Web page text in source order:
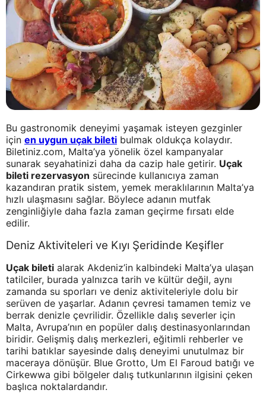
Bu gastronomik deneyimi yaşamak isteyen gezginler
için en uygun uçak bileti bulmak oldukça kolaydır.
Biletiniz.com, Malta’ya yönelik özel kampanyalar
sunarak seyahatinizi daha da cazip hale getirir. Uçak
bileti rezervasyon sürecinde kullanıcıya zaman
kazandıran pratik sistem, yemek meraklılarının Malta’ya
hızlı ulaşmasını sağlar. Böylece adanın mutfak
zenginliğiyle daha fazla zaman geçirme fırsatı elde
edilir.
Deniz Aktiviteleri ve Kıyı Şeridinde Keşifler
Uçak bileti alarak Akdeniz’in kalbindeki Malta’ya ulaşan
tatilciler, burada yalnızca tarih ve kültür değil, aynı
zamanda su sporları ve deniz aktiviteleriyle dolu bir
serüven de yaşarlar. Adanın çevresi tamamen temiz ve
berrak denizle çevrilidir. Özellikle dalış severler için
Malta, Avrupa’nın en popüler dalış destinasyonlarından
biridir. Gelişmiş dalış merkezleri, eğitimli rehberler ve
tarihi batıklar sayesinde dalış deneyimi unutulmaz bir
maceraya dönüşür. Blue Grotto, Um El Faroud batığı ve
Cirkewwa gibi bölgeler dalış tutkunlarının ilgisini çeken
başlıca noktalardandır.